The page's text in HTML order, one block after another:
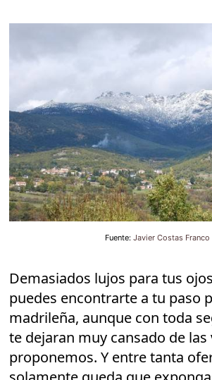
Fuente: Javier Costas Franco
Demasiados lujos para tus
puedes encontrarte a tu paso
madrileña, aunque con toda
te dejaran muy cansado de
proponemos. Y entre tanta